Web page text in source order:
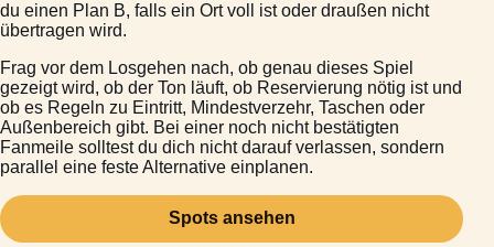
du einen Plan B, falls ein Ort voll ist oder draußen nicht
übertragen wird.
Frag vor dem Losgehen nach, ob genau dieses Spiel
gezeigt wird, ob der Ton läuft, ob Reservierung nötig ist und
ob es Regeln zu Eintritt, Mindestverzehr, Taschen oder
Außenbereich gibt. Bei einer noch nicht bestätigten
Fanmeile solltest du dich nicht darauf verlassen, sondern
parallel eine feste Alternative einplanen.
Spots ansehen